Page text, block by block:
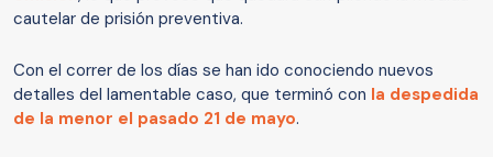
cautelar de prisión preventiva.
Con el correr de los días se han ido conociendo nuevos
detalles del lamentable caso, que terminó con la despedida
de la menor el pasado 21 de mayo.